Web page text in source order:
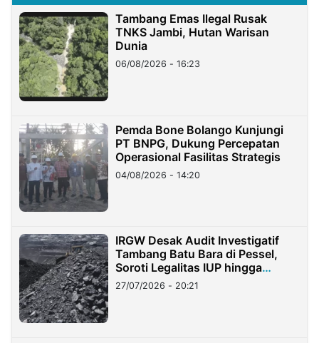
Tambang Emas Ilegal Rusak
TNKS Jambi, Hutan Warisan
Dunia
06/08/2026 - 16:23
Pemda Bone Bolango Kunjungi
PT BNPG, Dukung Percepatan
Operasional Fasilitas Strategis
04/08/2026 - 14:20
IRGW Desak Audit Investigatif
Tambang Batu Bara di Pessel,
Soroti Legalitas IUP hingga
Stockpile
27/07/2026 - 20:21